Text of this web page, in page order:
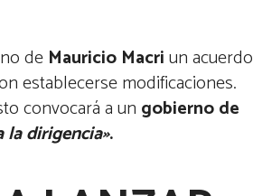
de Mauricio Macriun acuerdo
establecerse modificaciones.
convocará a un gobierno de
la dirigencia».